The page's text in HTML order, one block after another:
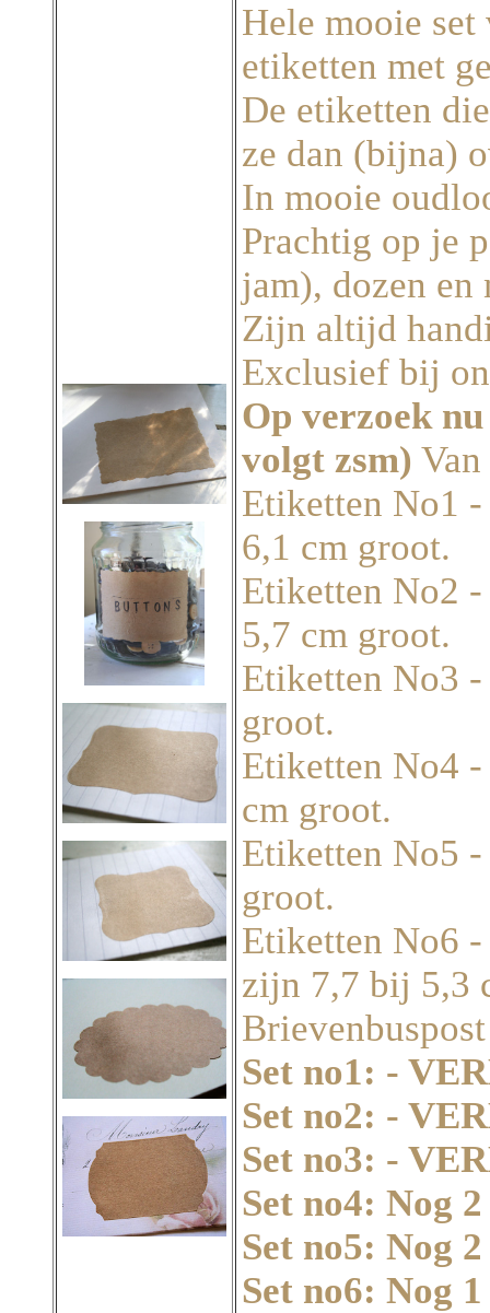
Hele mooie
etiketten met
De etiketten
ze dan (bijna)
In mooie
Prachtig op je
jam), dozen en
Zijn altijd
Exclusief bij
Op verzoek
volgt zsm)
Etiketten No1
6,1 cm groot.
Etiketten No2
5,7 cm groot.
Etiketten No3
groot.
Etiketten No4
cm groot.
Etiketten No5
groot.
Etiketten No6
zijn 7,7 bij 5,3
Brievenbuspost
Set no1: -
Set no2: -
Set no3: -
Set no4: Nog
Set no5: Nog
Set no6: Nog